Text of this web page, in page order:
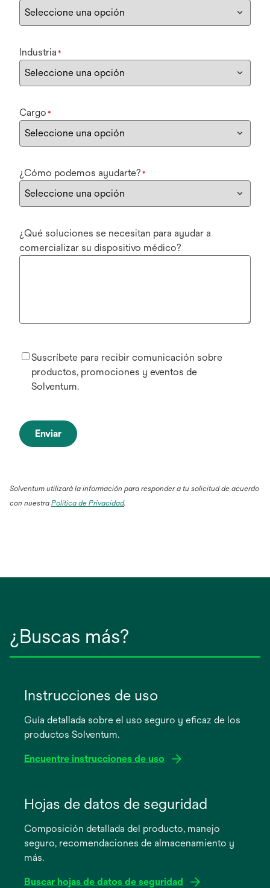
Industria *
Cargo *
¿Cómo podemos ayudarte? *
¿Qué soluciones se necesitan para ayudar a
comercializar su dispositivo médico?
Suscríbete para recibir comunicación sobre
productos, promociones y eventos de
Solventum.
Enviar
Solventum utilizará la información para responder a tu solicitud de acuerdo
con nuestra Política de Privacidad.
¿Buscas más?
Instrucciones de uso
Guía detallada sobre el uso seguro y eficaz de los
productos Solventum.
Encuentre instrucciones de uso
abre
pestaña
nueva
Hojas de datos de seguridad
Composición detallada del producto, manejo
seguro, recomendaciones de almacenamiento y
más.
Buscar hojas de datos de seguridad